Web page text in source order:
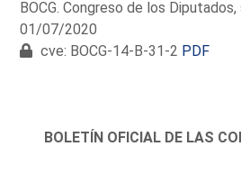
BOCG. Congreso de los
01/07/2020
cve: BOCG-14-B-31-2 PDF
BOLETÍN OFICIAL DE LAS